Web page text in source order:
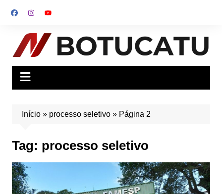
para
conteúdo
Início» processo seletivo» Página 2
Tag: processo seletivo